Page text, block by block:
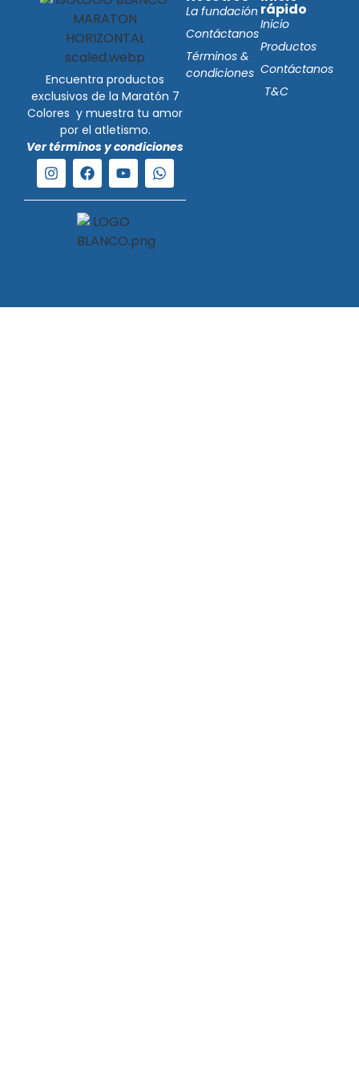
Encuentra productos
exclusivos de la Maratón 7
Colores y muestra tu amor
por el atletismo.
Ver términos y condiciones
La fundación
Contáctanos
Términos &
condiciones
rápido
Inicio
Productos
Contáctanos
T&C